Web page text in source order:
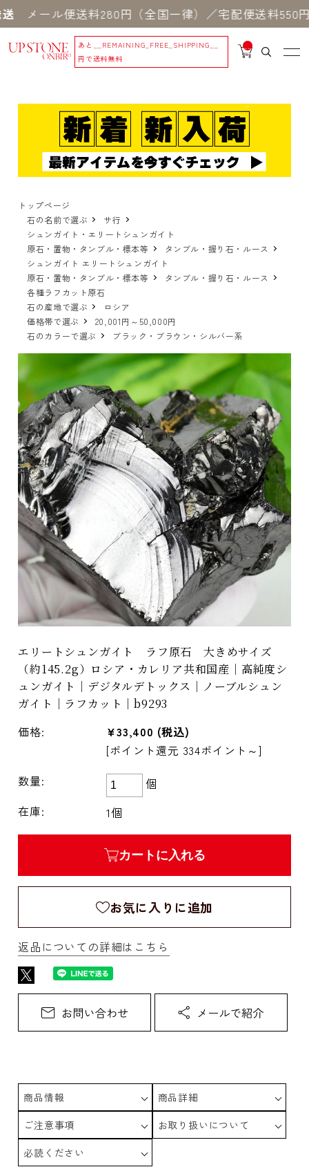
便送料280円（全国一律）／宅配便送料550円 ※
あと
__REMAINING_FREE_SHIPPING__
円で送料無料
__
IT
_
トップページ
石の名前で選ぶ
サ行
シュンガイト・エリートシュンガイト
原石・置物・タンブル・標本等
タンブル・握り石・ルース
シュンガイト エリートシュンガイト
原石・置物・タンブル・標本等
タンブル・握り石・ルース
各種ラフカット原石
石の産地で選ぶ
ロシア
価格帯で選ぶ
20,001円～50,000円
石のカラーで選ぶ
ブラック・ブラウン・シルバー系
エリートシュンガイト ラフ原石 大きめサイズ
（約145.2g）ロシア・カレリア共和国産｜高純度シ
ュンガイト｜デジタルデトックス｜ノーブルシュン
ガイト｜ラフカット｜b9293
価格: ¥33,400 (税込)
[ポイント還元 334ポイント～]
数量:
個
在庫:
1個
カートに入れる
お気に入りに追加
返品についての詳細はこちら
商品情報
商品詳細
ご注意事項
お取り扱いについて
必読ください